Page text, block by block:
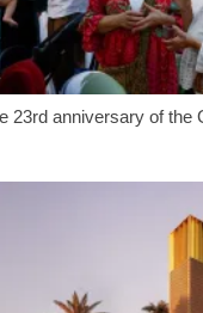
23rd anniversary of the